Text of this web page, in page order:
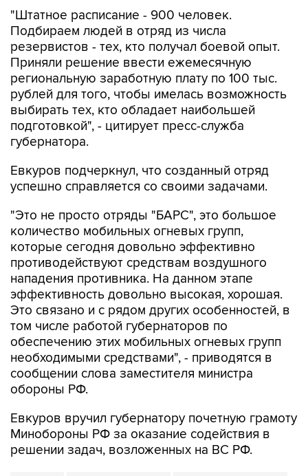
резервистов - тех, кто получал боевой опыт.
Приняли решение ввести ежемесячную
региональную заработную плату по 100 тыс.
рублей для того, чтобы имелась возможность
выбирать тех, кто обладает наибольшей
подготовкой", - цитирует пресс-служба
губернатора.
Евкуров подчеркнул, что созданный отряд
"Это не просто отряды "БАРС", это большое
которые сегодня довольно эффективно
противодействуют средствам воздушного
нападения противника. На данном этапе
эффективность довольно высокая, хорошая.
Это связано и с рядом других особенностей, в
том числе работой губернаторов по
обеспечению этих мобильных огневых групп
необходимыми средствами", - приводятся в
сообщении слова заместителя министра
обороны РФ.
Евкуров вручил губернатору почетную грамоту
решении задач, возложенных на ВС РФ.
Сызрань Самарская область Вячеслав Федорищев